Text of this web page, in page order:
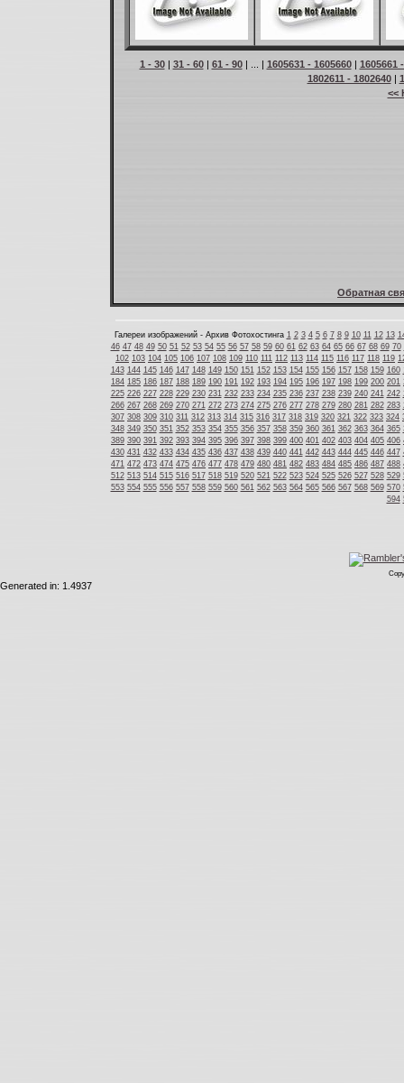
1 - 30| 31 - 60| 61 - 90| ... | 1605631 - 1605660| 1605661
1802611 - 1802640|
<<
Обратная
Галереи изображений - Архив Фотохостинга 1 2 3 4 5 6 7 8 9 10 11 12 13
46 47 48 49 50 51 52 53 54 55 56 57 58 59 60 61 62 63 64 65 66 67 68 69 70
102 103 104 105 106 107 108 109 110 111 112 113 114 115 116 117 118 119
143 144 145 146 147 148 149 150 151 152 153 154 155 156 157 158 159 160
184 185 186 187 188 189 190 191 192 193 194 195 196 197 198 199 200 201
225 226 227 228 229 230 231 232 233 234 235 236 237 238 239 240 241 242
266 267 268 269 270 271 272 273 274 275 276 277 278 279 280 281 282 283
307 308 309 310 311 312 313 314 315 316 317 318 319 320 321 322 323 324
348 349 350 351 352 353 354 355 356 357 358 359 360 361 362 363 364 365
389 390 391 392 393 394 395 396 397 398 399 400 401 402 403 404 405 406
430 431 432 433 434 435 436 437 438 439 440 441 442 443 444 445 446 447
471 472 473 474 475 476 477 478 479 480 481 482 483 484 485 486 487 488
512 513 514 515 516 517 518 519 520 521 522 523 524 525 526 527 528 529
553 554 555 556 557 558 559 560 561 562 563 564 565 566 567 568 569 570
594
Generated in: 1.4937